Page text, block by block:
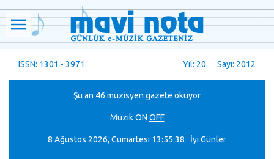
ISSN: 1301 - 3971 Yıl: 20 Sayı: 2012
Şu an 46 müzisyen gazete okuyor
MüzikON OFF
8 Ağustos 2026, Cumartesi 13:55:39 İyi Günler